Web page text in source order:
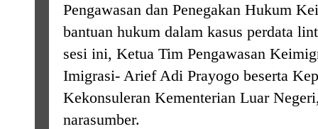
Pengawasan dan Penegakan Hukum
bantuan hukum dalam kasus perdata
sesi ini, Ketua Tim Pengawasan
Imigrasi- Arief Adi Prayogo beserta
Kekonsuleran Kementerian Luar
narasumber.